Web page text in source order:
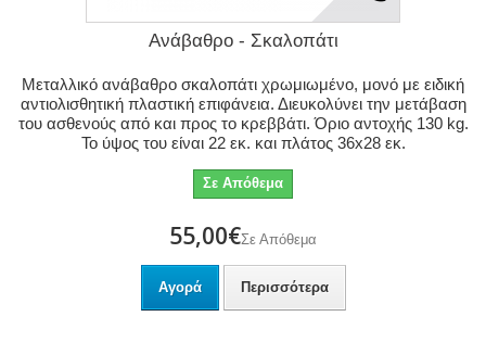
Ανάβαθρο - Σκαλοπάτι
Μεταλλικό ανάβαθρο σκαλοπάτι χρωμιωμένο, μονό με ειδική
αντιολισθητική πλαστική επιφάνεια. Διευκολύνει την μετάβαση
του ασθενούς από και προς το κρεββάτι. Όριο αντοχής 130 kg.
Το ύψος του είναι 22 εκ. και πλάτος 36x28 εκ.
Σε Απόθεμα
55,00€Σε Απόθεμα
Αγορά Περισσότερα